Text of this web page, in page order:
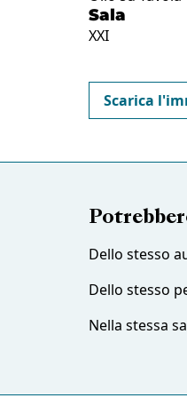
Sala
XXI
Scarica
Dello stesso
Dello stesso
Nella stessa